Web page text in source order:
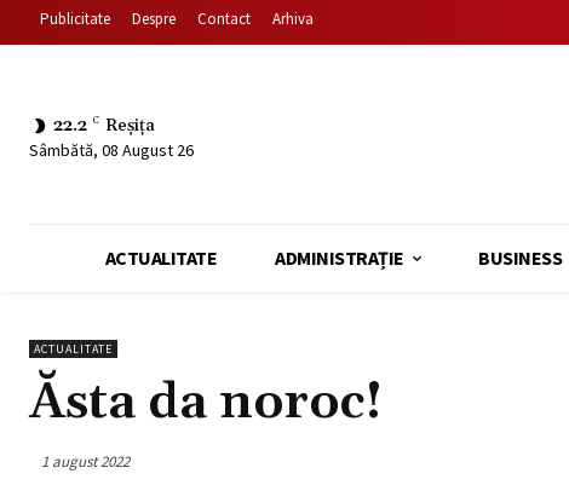
Publicitate Despre Contact Arhiva
22.2 C Reșița
Sâmbătă, 08 August 26
ACTUALITATE ADMINISTRAȚIE BUSINESS
ACTUALITATE
Ăsta da noroc!
1 august 2022